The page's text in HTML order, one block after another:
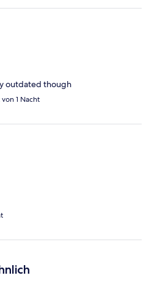
outdated though
1 Nacht